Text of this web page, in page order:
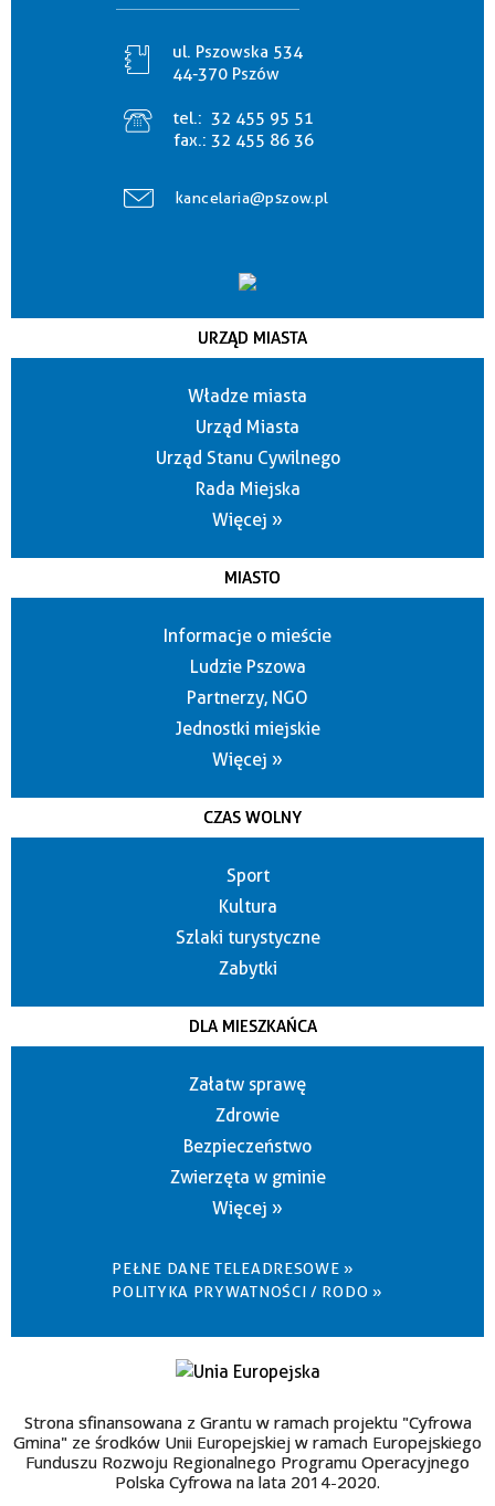
ul. Pszowska 534
44-370 Pszów
tel.: 32 455 95 51
fax.: 32 455 86 36
kancelaria@pszow.pl
URZĄD MIASTA
Władze miasta
Urząd Miasta
Urząd Stanu Cywilnego
Rada Miejska
Więcej »
MIASTO
Informacje o mieście
Ludzie Pszowa
Partnerzy, NGO
Jednostki miejskie
Więcej »
CZAS WOLNY
Sport
Kultura
Szlaki turystyczne
Zabytki
DLA MIESZKAŃCA
Załatw sprawę
Zdrowie
Bezpieczeństwo
Zwierzęta w gminie
Więcej »
PEŁNE DANE TELEADRESOWE »
POLITYKA PRYWATNOŚCI / RODO »
Strona sfinansowana z Grantu w ramach projektu "Cyfrowa
Gmina" ze środków Unii Europejskiej w ramach Europejskiego
Funduszu Rozwoju Regionalnego Programu Operacyjnego
Polska Cyfrowa na lata 2014-2020.